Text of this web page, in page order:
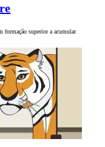
formação superior a acumular